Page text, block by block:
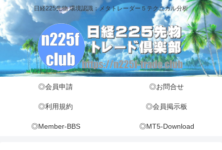
日経225先物 環境認識：メタトレーダー５テクニカル分析
◎会員申請 ◎お問合せ
◎利用規約 ◎会員掲示板
◎Member-BBS ◎MT5-Download